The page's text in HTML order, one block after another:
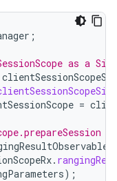
;
as a
=
.
);